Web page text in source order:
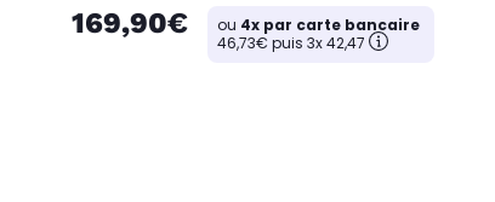
169,90€ ou 4x par carte bancaire
46,73€ puis 3x 42,47